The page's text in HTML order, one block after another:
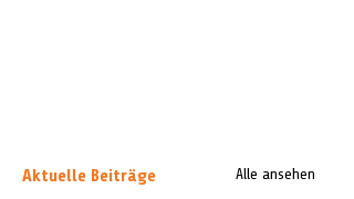
Aktuelle Beiträge Alle ansehen